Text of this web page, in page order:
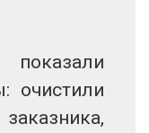
очистили